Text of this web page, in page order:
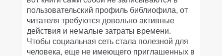
пользовательский профиль библиофила, от
читателя требуются довольно активные
действия и немалые затраты времени.
Чтобы социальная сеть стала полезной для
человека, еще не имеющего приглашенных в